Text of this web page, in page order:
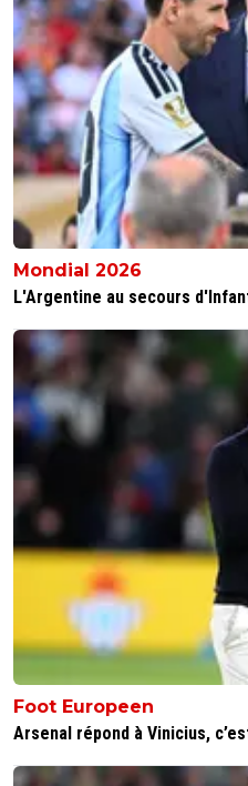
Mondial 2026
L'Argentine au secours
Foot Europeen
Arsenal répond à Vinicius,